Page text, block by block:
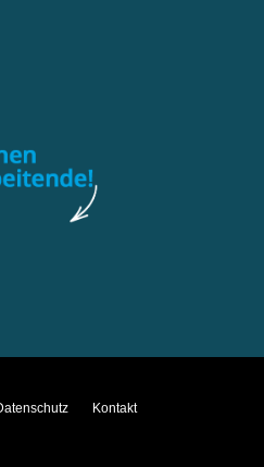
Kontakt